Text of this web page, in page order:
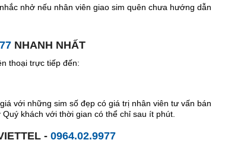
nhở nếu nhân viên giao sim quên chưa hướng dẫn
NHANH NHẤT
thoại trực tiếp đến:
với những sim số đẹp có giá trị nhân viên tư vấn bán
khách với thời gian có thể chỉ sau ít phút.
- 0964.02.9977